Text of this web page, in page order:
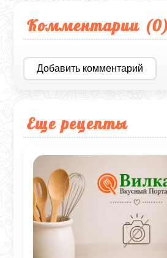
Комментарии (0)
Добавить комментарий
Еще рецепты